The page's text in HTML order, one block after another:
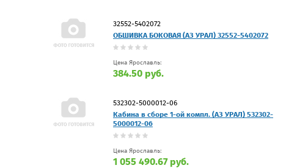
32552-5402072
ОБШИВКА БОКОВАЯ (АЗ УРАЛ) 32552-5402072
Цена Ярославль:
384.50 руб.
532302-5000012-06
Кабина в сборе 1-ой компл. (АЗ УРАЛ) 532302-
5000012-06
Цена Ярославль:
1 055 490.67 руб.